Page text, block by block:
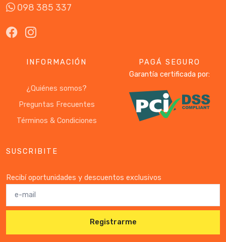
098 385 337
INFORMACIÓN
¿Quiénes somos?
Preguntas Frecuentes
Términos & Condiciones
PAGÁ SEGURO
Garantía certificada por:
SUSCRIBITE
Recibí oportunidades y descuentos exclusivos
Registrarme